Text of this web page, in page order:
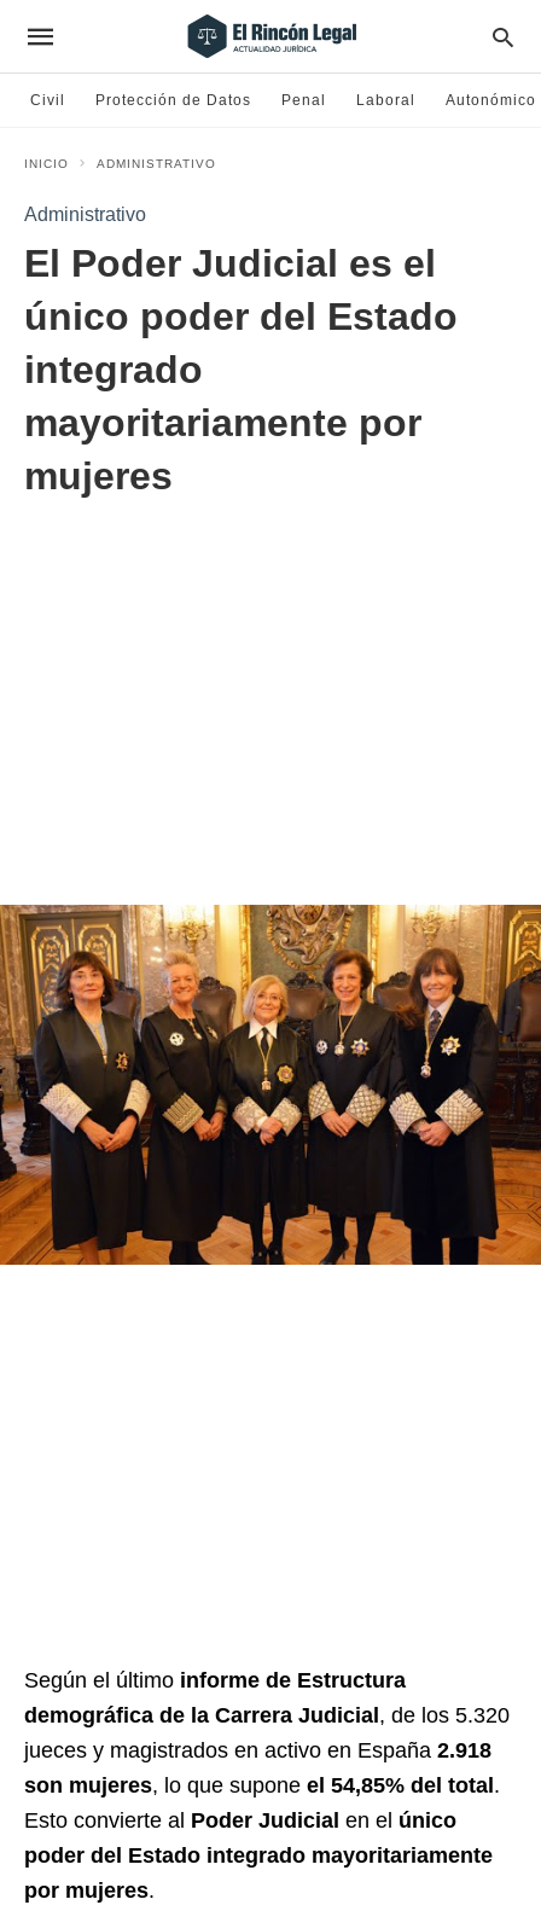
Civil Protección de Datos Penal Laboral Autonómico
INICIO ADMINISTRATIVO
Administrativo
El Poder Judicial es el
único poder del Estado
integrado
mayoritariamente por
mujeres
Según el último informe de Estructura
demográfica de la Carrera Judicial , de los 5.320
jueces y magistrados en activo en España 2.918
son mujeres, lo que supone el 54,85% del total .
Esto convierte al Poder Judicial en el único
poder del Estado integrado mayoritariamente
por mujeres.